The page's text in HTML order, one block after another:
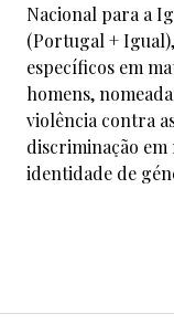
Nacional para a
(Portugal +
específicos em
homens,
violência contra
discriminação em
identidade de